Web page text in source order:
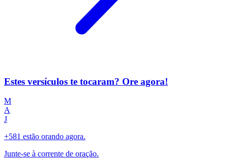
Estes versículos te tocaram? Ore agora!
M
A
J
+581 estão orando agora.
Junte-se à corrente de oração.